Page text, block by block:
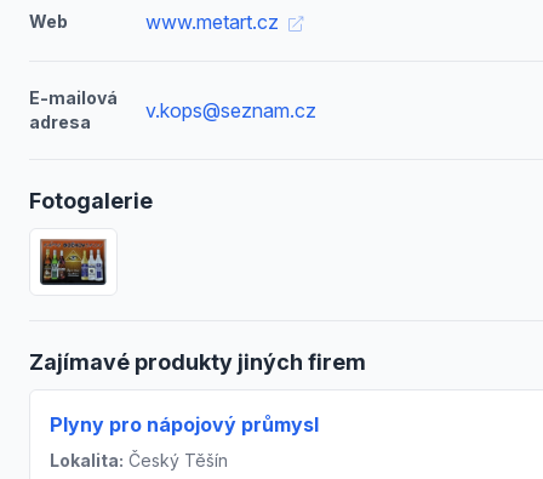
Web www.metart.cz
E-mailová
adresa
v.kops@seznam.cz
Fotogalerie
Zajímavé produkty jiných firem
Plyny pro nápojový průmysl
Lokalita: Český Těšín